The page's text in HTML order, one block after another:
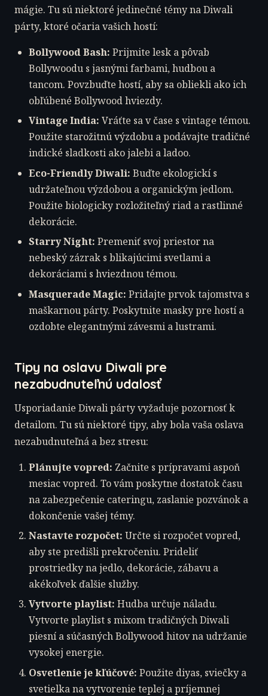
mágie. Tu sú niektoré jedinečné témy na Diwali
párty, ktoré očaria vašich hostí:
Bollywood Bash: Prijmite lesk a pôvab
Bollywoodu s jasnými farbami, hudbou a
tancom. Povzbuďte hostí, aby sa obliekli ako ich
obľúbené Bollywood hviezdy.
Vintage India: Vráťte sa v čase s vintage témou.
Použite starožitnú výzdobu a podávajte tradičné
indické sladkosti ako jalebi a ladoo.
Eco-Friendly Diwali: Buďte ekologickí s
udržateľnou výzdobou a organickým jedlom.
Použite biologicky rozložiteľný riad a rastlinné
dekorácie.
Starry Night: Premeniť svoj priestor na
nebeský zázrak s blikajúcimi svetlami a
dekoráciami s hviezdnou témou.
Masquerade Magic: Pridajte prvok tajomstva s
maškarnou párty. Poskytnite masky pre hostí a
ozdobte elegantnými závesmi a lustrami.
Tipy na oslavu Diwali pre
nezabudnuteľnú udalosť
Usporiadanie Diwali párty vyžaduje pozornosť k
detailom. Tu sú niektoré tipy, aby bola vaša oslava
nezabudnuteľná a bez stresu:
Plánujte vopred: Začnite s prípravami aspoň
mesiac vopred. To vám poskytne dostatok času
na zabezpečenie cateringu, zaslanie pozvánok a
dokončenie vašej témy.
Nastavte rozpočet: Určte si rozpočet vopred,
aby ste predišli prekročeniu. Prideliť
prostriedky na jedlo, dekorácie, zábavu a
akékoľvek ďalšie služby.
Vytvorte playlist: Hudba určuje náladu.
Vytvorte playlist s mixom tradičných Diwali
piesní a súčasných Bollywood hitov na udržanie
vysokej energie.
Osvetlenie je kľúčové: Použite diyas, sviečky a
svetielka na vytvorenie teplej a príjemnej